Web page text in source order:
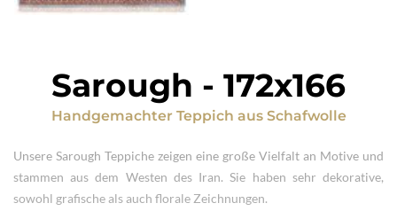
Sarough - 172x166
Handgemachter Teppich aus Schafwolle
Unsere Sarough Teppiche zeigen eine große Vielfalt an Motive und
stammen aus dem Westen des Iran. Sie haben sehr dekorative,
sowohl grafische als auch florale Zeichnungen.